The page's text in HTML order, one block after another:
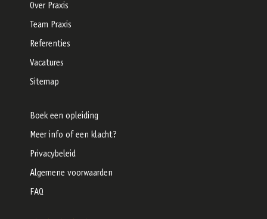
Over Praxis
Team Praxis
Referenties
Vacatures
Sitemap
Boek een opleiding
Meer info of een klacht?
Privacybeleid
Algemene voorwaarden
FAQ